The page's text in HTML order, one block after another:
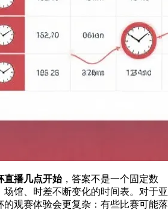
直播几点开始，答案不是一个固定数
馆、时差不断变化的时间表。对于亚
观赛体验会更复杂：有些比赛可能落